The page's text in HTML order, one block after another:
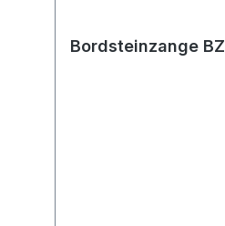
Bordsteinzange BZ